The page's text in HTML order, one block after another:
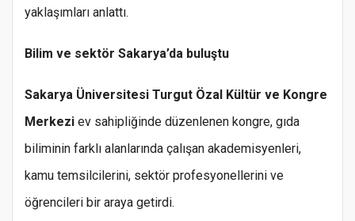
yaklaşımları anlattı.
Bilim ve sektör Sakarya’da buluştu
Sakarya Üniversitesi Turgut Özal Kültür ve Kongre
Merkezi ev sahipliğinde düzenlenen kongre, gıda
biliminin farklı alanlarında çalışan akademisyenleri,
kamu temsilcilerini, sektör profesyonellerini ve
öğrencileri bir araya getirdi.